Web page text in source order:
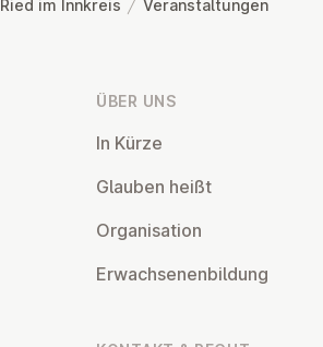
Ried im Innkreis
Veranstaltungen
ÜBER UNS
In Kürze
Glauben heißt
Or­gan­isa­tion
Er­wach­sen­en­bildung